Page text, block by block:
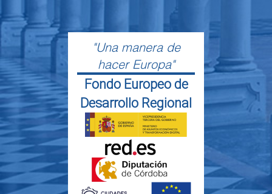
"Una manera de
hacer Europa"
Fondo Europeo de
Desarrollo Regional